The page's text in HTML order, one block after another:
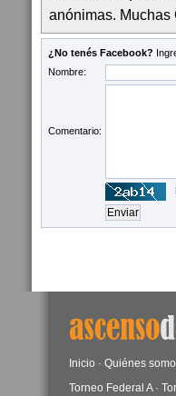
anónimas. Muchas
¿No tenés Facebook?
Nombre:
Comentario:
Inicio · Quiénes
Torneo Federal A·